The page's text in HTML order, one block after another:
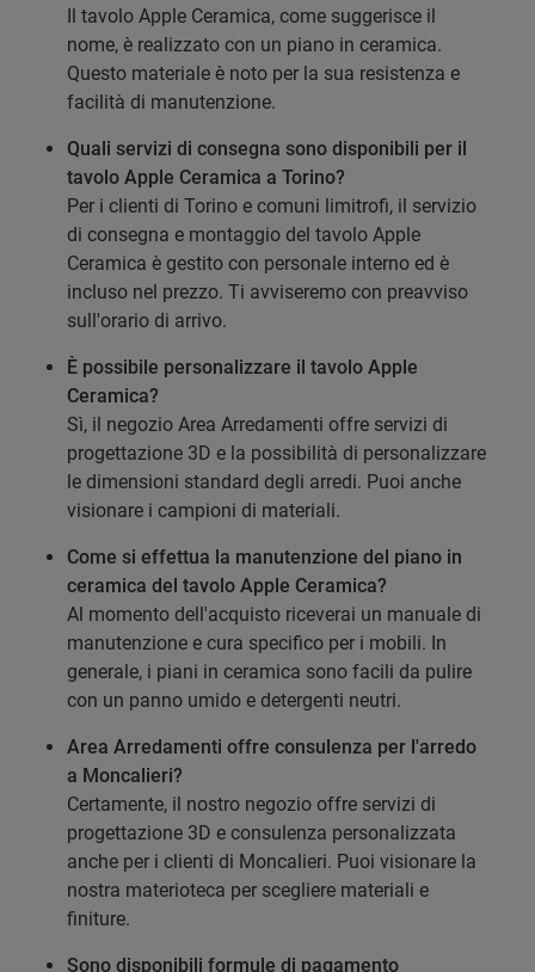
Il tavolo Apple Ceramica, come suggerisce il
nome, è realizzato con un piano in ceramica.
Questo materiale è noto per la sua resistenza e
facilità di manutenzione.
Quali servizi di consegna sono disponibili per il
tavolo Apple Ceramica a Torino?
Per i clienti di Torino e comuni limitrofi, il servizio
di consegna e montaggio del tavolo Apple
Ceramica è gestito con personale interno ed è
incluso nel prezzo. Ti avviseremo con preavviso
sull'orario di arrivo.
È possibile personalizzare il tavolo Apple
Ceramica?
Sì, il negozio Area Arredamenti offre servizi di
progettazione 3D e la possibilità di personalizzare
le dimensioni standard degli arredi. Puoi anche
visionare i campioni di materiali.
Come si effettua la manutenzione del piano in
ceramica del tavolo Apple Ceramica?
Al momento dell'acquisto riceverai un manuale di
manutenzione e cura specifico per i mobili. In
generale, i piani in ceramica sono facili da pulire
con un panno umido e detergenti neutri.
Area Arredamenti offre consulenza per l'arredo
a Moncalieri?
Certamente, il nostro negozio offre servizi di
progettazione 3D e consulenza personalizzata
anche per i clienti di Moncalieri. Puoi visionare la
nostra materioteca per scegliere materiali e
finiture.
Sono disponibili formule di pagamento